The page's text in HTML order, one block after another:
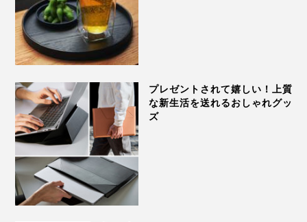
プレゼントされて嬉しい！上質
な新生活を送れるおしゃれグッ
ズ